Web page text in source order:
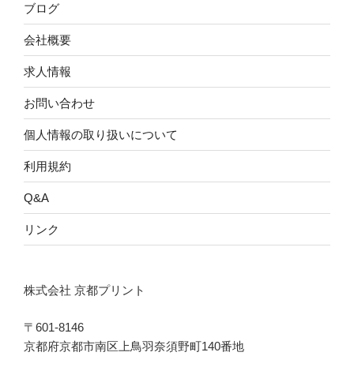
ブログ
会社概要
求人情報
お問い合わせ
個人情報の取り扱いについて
利用規約
Q&A
リンク
株式会社 京都プリント
〒601-8146
京都府京都市南区上鳥羽奈須野町140番地